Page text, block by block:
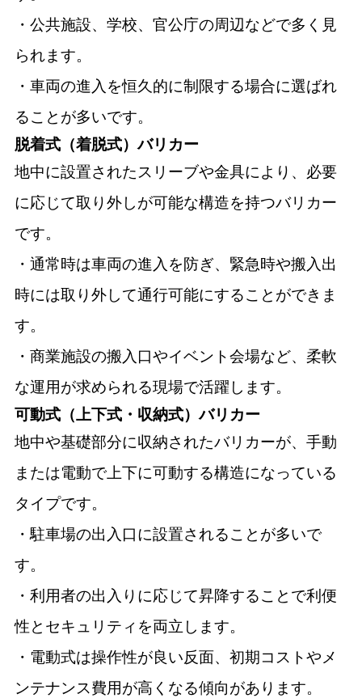
・公共施設、学校、官公庁の周辺などで多く見
られます。
・車両の進入を恒久的に制限する場合に選ばれ
ることが多いです。
脱着式（着脱式）バリカー
地中に設置されたスリーブや金具により、必要
に応じて取り外しが可能な構造を持つバリカー
です。
・通常時は車両の進入を防ぎ、緊急時や搬入出
時には取り外して通行可能にすることができま
す。
・商業施設の搬入口やイベント会場など、柔軟
な運用が求められる現場で活躍します。
可動式（上下式・収納式）バリカー
地中や基礎部分に収納されたバリカーが、手動
または電動で上下に可動する構造になっている
タイプです。
・駐車場の出入口に設置されることが多いで
す。
・利用者の出入りに応じて昇降することで利便
性とセキュリティを両立します。
・電動式は操作性が良い反面、初期コストやメ
ンテナンス費用が高くなる傾向があります。